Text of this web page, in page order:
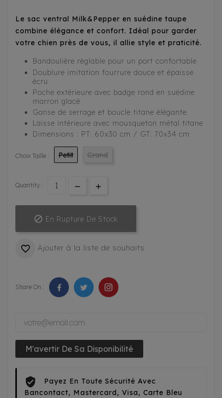
Le sac ventral Milk&Pepper en suédine taupe
combine élégance et confort. Idéal pour garder
votre chien près de vous, il allie style et praticité.
Bandoulière réglable pour un port confortable
Doublure imitation fourrure douce et épaisse
écru
Poche extérieure avec badge rond en suédine
marron glacé
Ganse de serrage et boucle titane élégante
Laisse intérieure avec mousqueton métal titane
Dimensions : PT: 60x30 cm / GT: 70x34 cm
Choix Taille : Petit Grand
Quantity :
 En Rupture De Stock
 Ajouter à la liste de souhaits
Share On :
M'avertir De Sa Disponibilité
Payez En Toute Sécurité Avec
Bancontact, Mastercard, Visa, Carte Bleu